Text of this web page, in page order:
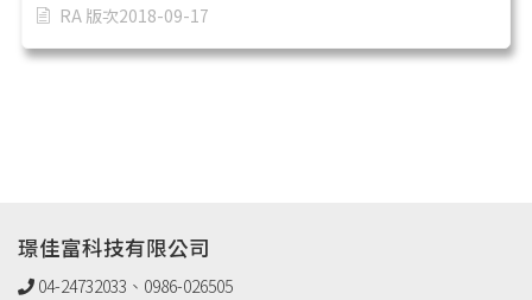
RA 版次2018-09-17
璟佳富科技有限公司
04-24732033、0986-026505